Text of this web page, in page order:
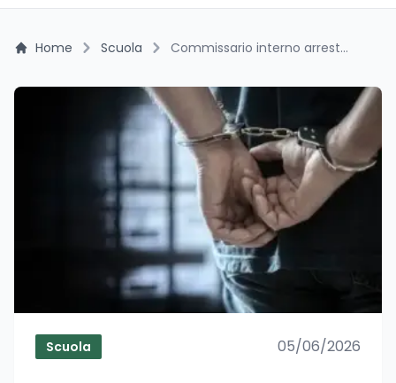
Home Scuola Commissario interno arrestato per abusi: cosa succede ora alla maturità
Scuola 05/06/2026